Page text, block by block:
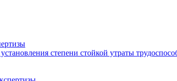
степени стойкой утраты